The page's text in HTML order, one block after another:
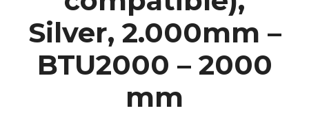
Silver, 2.000mm –
BTU2000 – 2000
mm